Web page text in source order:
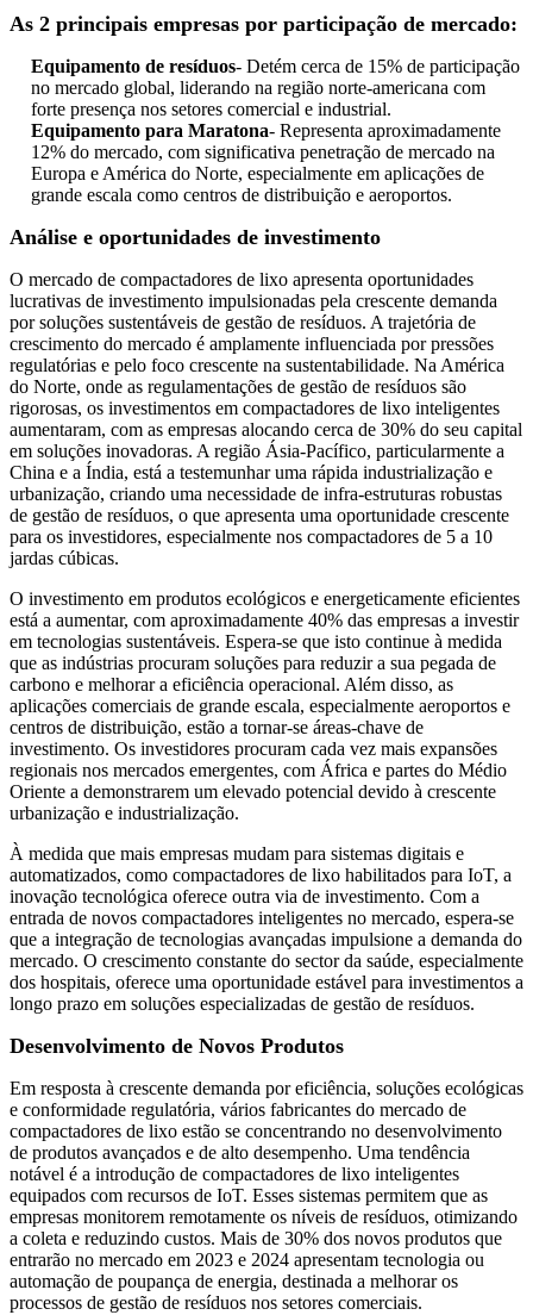
As 2 principais empresas por participação de mercado:
Equipamento de resíduos- Detém cerca de 15% de participação
no mercado global, liderando na região norte-americana com
forte presença nos setores comercial e industrial.
Equipamento para Maratona- Representa aproximadamente
12% do mercado, com significativa penetração de mercado na
Europa e América do Norte, especialmente em aplicações de
grande escala como centros de distribuição e aeroportos.
Análise e oportunidades de investimento
O mercado de compactadores de lixo apresenta oportunidades
lucrativas de investimento impulsionadas pela crescente demanda
por soluções sustentáveis ​​de gestão de resíduos. A trajetória de
crescimento do mercado é amplamente influenciada por pressões
regulatórias e pelo foco crescente na sustentabilidade. Na América
do Norte, onde as regulamentações de gestão de resíduos são
rigorosas, os investimentos em compactadores de lixo inteligentes
aumentaram, com as empresas alocando cerca de 30% do seu capital
em soluções inovadoras. A região Ásia-Pacífico, particularmente a
China e a Índia, está a testemunhar uma rápida industrialização e
urbanização, criando uma necessidade de infra-estruturas robustas
de gestão de resíduos, o que apresenta uma oportunidade crescente
para os investidores, especialmente nos compactadores de 5 a 10
jardas cúbicas.
O investimento em produtos ecológicos e energeticamente eficientes
está a aumentar, com aproximadamente 40% das empresas a investir
em tecnologias sustentáveis. Espera-se que isto continue à medida
que as indústrias procuram soluções para reduzir a sua pegada de
carbono e melhorar a eficiência operacional. Além disso, as
aplicações comerciais de grande escala, especialmente aeroportos e
centros de distribuição, estão a tornar-se áreas-chave de
investimento. Os investidores procuram cada vez mais expansões
regionais nos mercados emergentes, com África e partes do Médio
Oriente a demonstrarem um elevado potencial devido à crescente
urbanização e industrialização.
À medida que mais empresas mudam para sistemas digitais e
automatizados, como compactadores de lixo habilitados para IoT, a
inovação tecnológica oferece outra via de investimento. Com a
entrada de novos compactadores inteligentes no mercado, espera-se
que a integração de tecnologias avançadas impulsione a demanda do
mercado. O crescimento constante do sector da saúde, especialmente
dos hospitais, oferece uma oportunidade estável para investimentos a
longo prazo em soluções especializadas de gestão de resíduos.
Desenvolvimento de Novos Produtos
Em resposta à crescente demanda por eficiência, soluções ecológicas
e conformidade regulatória, vários fabricantes do mercado de
compactadores de lixo estão se concentrando no desenvolvimento
de produtos avançados e de alto desempenho. Uma tendência
notável é a introdução de compactadores de lixo inteligentes
equipados com recursos de IoT. Esses sistemas permitem que as
empresas monitorem remotamente os níveis de resíduos, otimizando
a coleta e reduzindo custos. Mais de 30% dos novos produtos que
entrarão no mercado em 2023 e 2024 apresentam tecnologia ou
automação de poupança de energia, destinada a melhorar os
processos de gestão de resíduos nos setores comerciais.